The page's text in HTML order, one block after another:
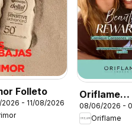
Folleto
2026 - 11/08/2026
Oriflame
Catálogo
Rewards
08/06/2026 -
Oriflame